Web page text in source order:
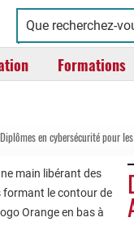
Conservatoire
national
des
arts
Formations
Diplômes en cybersécurité pour